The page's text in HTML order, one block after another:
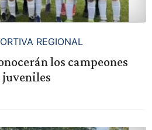
REGIONAL
los campeones